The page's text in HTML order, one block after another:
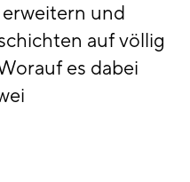
und
auf völlig
es dabei